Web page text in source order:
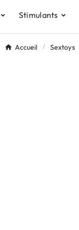
Stimulants
Accueil Sextoys